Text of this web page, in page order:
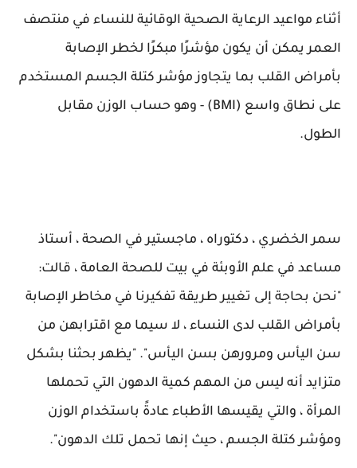
أثناء مواعيد الرعاية الصحية الوقائية للنساء في منتصف
العمر يمكن أن يكون مؤشرًا مبكرًا لخطر الإصابة
بأمراض القلب بما يتجاوز مؤشر كتلة الجسم المستخدم
على نطاق واسع (BMI) - وهو حساب الوزن مقابل
الطول.
سمر الخضري ، دكتوراه ، ماجستير في الصحة ، أستاذ
مساعد في علم الأوبئة في بيت للصحة العامة ، قالت:
"نحن بحاجة إلى تغيير طريقة تفكيرنا في مخاطر الإصابة
بأمراض القلب لدى النساء ، لا سيما مع اقترابهن من
سن اليأس ومرورهن بسن اليأس". "يظهر بحثنا بشكل
متزايد أنه ليس من المهم كمية الدهون التي تحملها
المرأة ، والتي يقيسها الأطباء عادةً باستخدام الوزن
ومؤشر كتلة الجسم ، حيث إنها تحمل تلك الدهون".